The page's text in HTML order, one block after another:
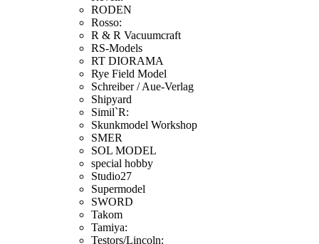
RODEN
Rosso:
R & R Vacuumcraft
RS-Models
RT DIORAMA
Rye Field Model
Schreiber / Aue-Verlag
Shipyard
Simil`R:
Skunkmodel Workshop
SMER
SOL MODEL
special hobby
Studio27
Supermodel
SWORD
Takom
Tamiya:
Testors/Lincoln: